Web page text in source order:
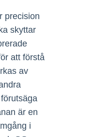
precision
skyttar
att förstå
av
är en
i